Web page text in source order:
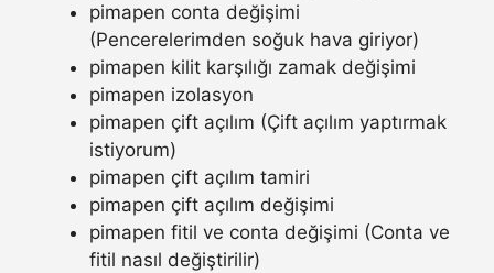
pimapen conta değişimi
(Pencerelerimden soğuk hava giriyor)
pimapen kilit karşılığı zamak değişimi
pimapen izolasyon
pimapen çift açılım (Çift açılım yaptırmak
istiyorum)
pimapen çift açılım tamiri
pimapen çift açılım değişimi
pimapen fitil ve conta değişimi (Conta ve
fitil nasıl değiştirilir)